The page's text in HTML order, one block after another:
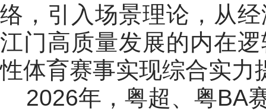
络，引入场景理论，从
江门高质量发展的内在
性体育赛事实现综合实力
2026年，粤超、粤BA